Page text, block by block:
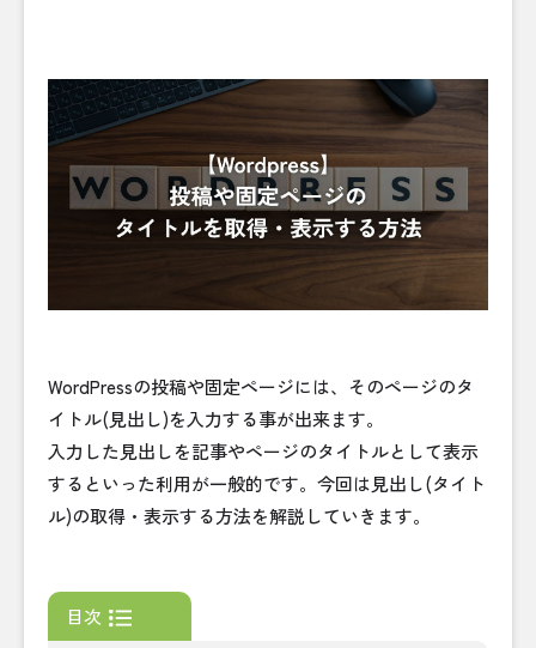
WordPressの投稿や固定ページには、そのページのタ
イトル(見出し)を入力する事が出来ます。
入力した見出しを記事やページのタイトルとして表示
するといった利用が一般的です。今回は見出し(タイト
ル)の取得・表示する方法を解説していきます。
目次